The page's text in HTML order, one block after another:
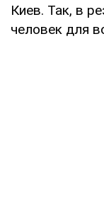
Киев. Так, в
человек для